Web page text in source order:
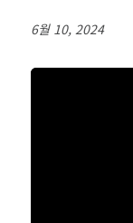
6월 10, 2024